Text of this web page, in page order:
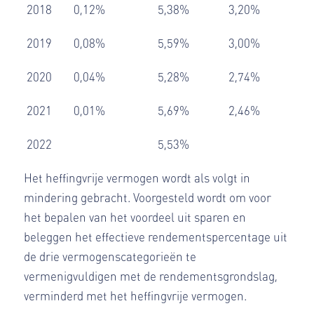
2018 0,12% 5,38% 3,20%
2019 0,08% 5,59% 3,00%
2020 0,04% 5,28% 2,74%
2021 0,01% 5,69% 2,46%
2022 5,53%
Het heffingvrije vermogen wordt als volgt in
mindering gebracht. Voorgesteld wordt om voor
het bepalen van het voordeel uit sparen en
beleggen het effectieve rendementspercentage uit
de drie vermogenscategorieën te
vermenigvuldigen met de rendementsgrondslag,
verminderd met het heffingvrije vermogen.